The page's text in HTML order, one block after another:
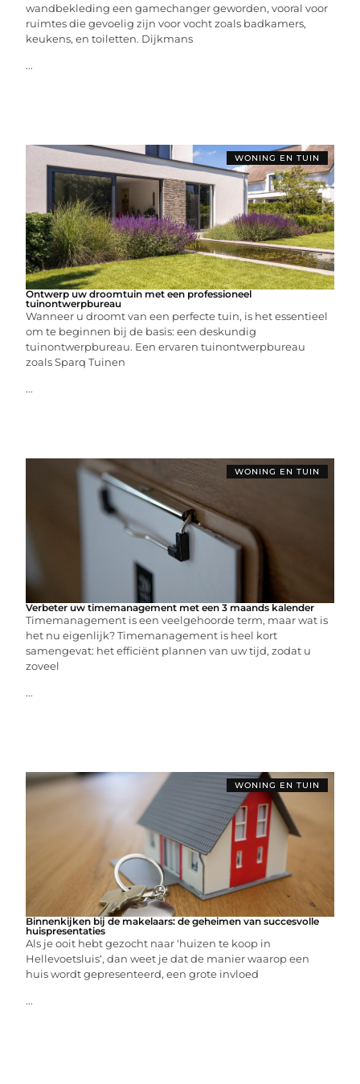
wandbekleding een gamechanger geworden, vooral voor
ruimtes die gevoelig zijn voor vocht zoals badkamers,
keukens, en toiletten. Dijkmans
...
WONING EN TUIN
Ontwerp uw droomtuin met een professioneel
tuinontwerpbureau
Wanneer u droomt van een perfecte tuin, is het essentieel
om te beginnen bij de basis: een deskundig
tuinontwerpbureau. Een ervaren tuinontwerpbureau
zoals Sparq Tuinen
...
WONING EN TUIN
Verbeter uw timemanagement met een 3 maands kalender
Timemanagement is een veelgehoorde term, maar wat is
het nu eigenlijk? Timemanagement is heel kort
samengevat: het efficiënt plannen van uw tijd, zodat u
zoveel
...
WONING EN TUIN
Binnenkijken bij de makelaars: de geheimen van succesvolle
huispresentaties
Als je ooit hebt gezocht naar ‘huizen te koop in
Hellevoetsluis‘, dan weet je dat de manier waarop een
huis wordt gepresenteerd, een grote invloed
...